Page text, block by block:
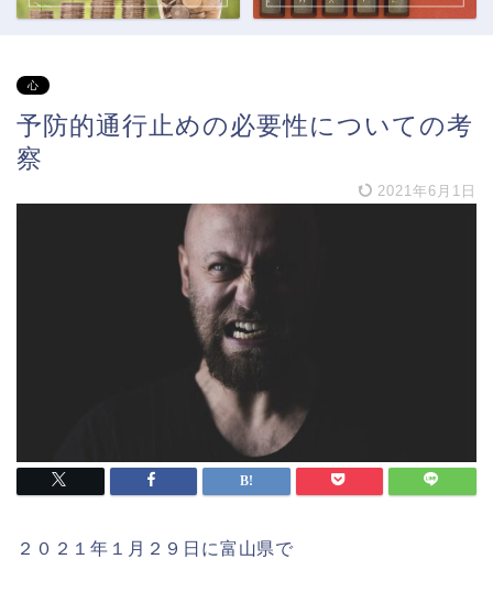
心
予防的通行止めの必要性についての考
察
2021年6月1日
２０２１年１月２９日に富山県で